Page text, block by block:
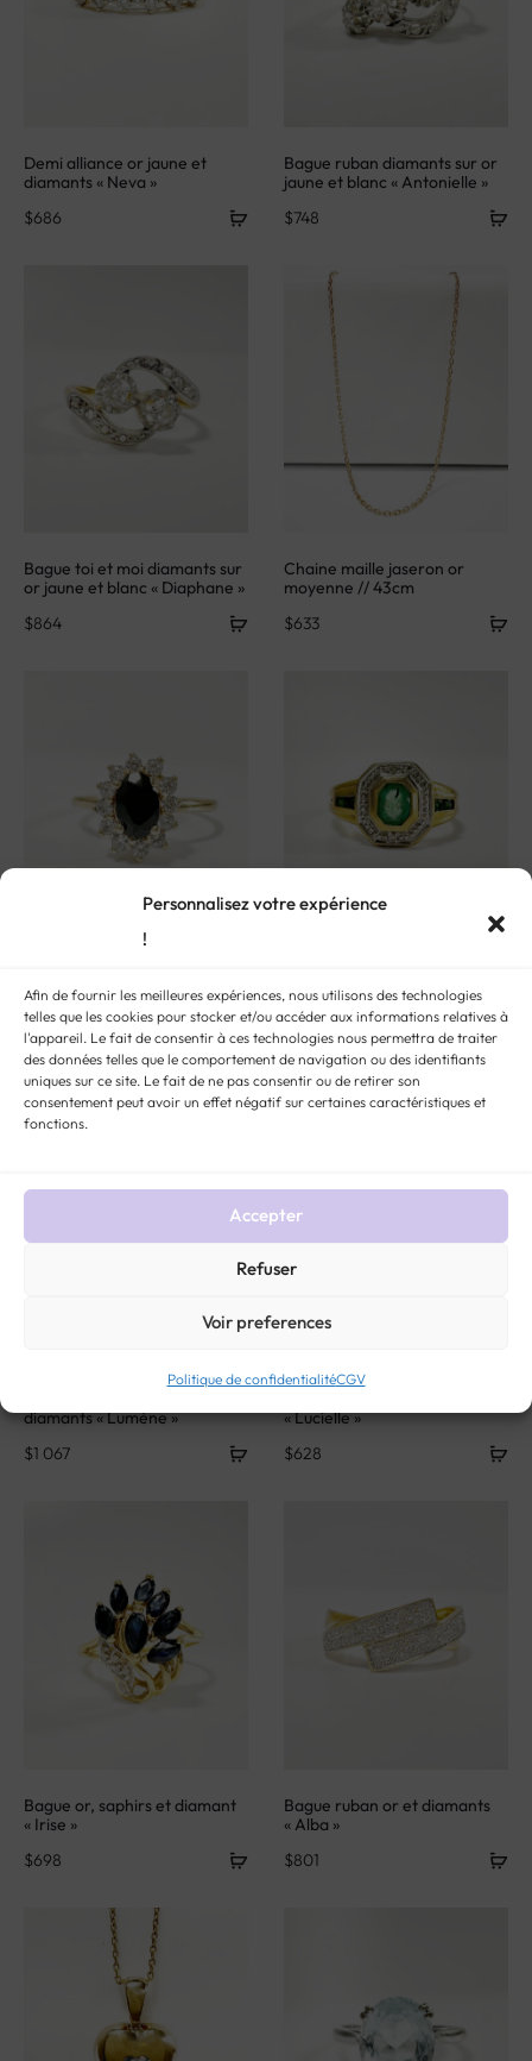
Personnalisez votre expérience
!
Afin de fournir les meilleures expériences, nous utilisons des technologies
telles que les cookies pour stocker et/ou accéder aux informations relatives à
l'appareil. Le fait de consentir à ces technologies nous permettra de traiter
des données telles que le comportement de navigation ou des identifiants
uniques sur ce site. Le fait de ne pas consentir ou de retirer son
consentement peut avoir un effet négatif sur certaines caractéristiques et
fonctions.
Accepter
Refuser
Voir preferences
Politique de confidentialitéCGV
Demi alliance or jaune et
diamants « Neva »
$ 686
Bague ruban diamants sur or
jaune et blanc « Antonielle »
$748
Bague toi et moi diamants sur
or jaune et blanc « Diaphane »
$864
Chaine maille jaseron or
moyenne // 43cm
$ 633
« Doriane »
$605
émeraudes et diamants
« Victorine »
$790
Bague marquise or et
diamants « Lumène »
$1 067
Bague solitaire or et diamant
« Lucielle »
$628
Bague or, saphirs et diamant
« Irise »
$ 698
Bague ruban or et diamants
« Alba »
$801